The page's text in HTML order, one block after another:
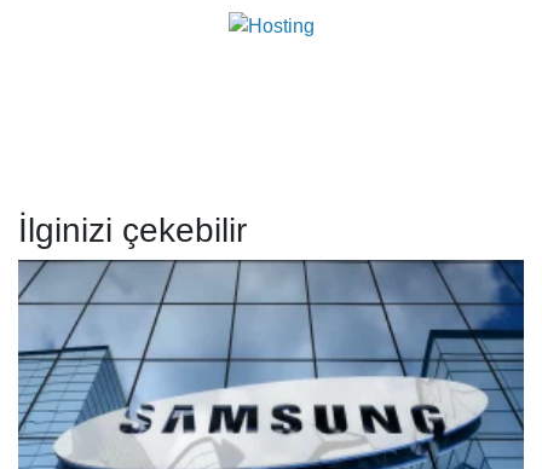
İlginizi çekebilir